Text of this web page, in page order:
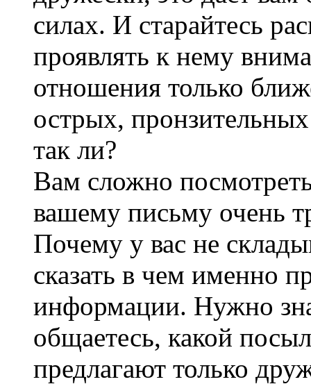
силах. И старайтесь
проявлять к нему
отношения только
острых,
так ли?
Вам сложно
вашему письму очень
Почему у вас не
сказать в чем именно
информации. Нужно
общаетесь, какой
предлагают только